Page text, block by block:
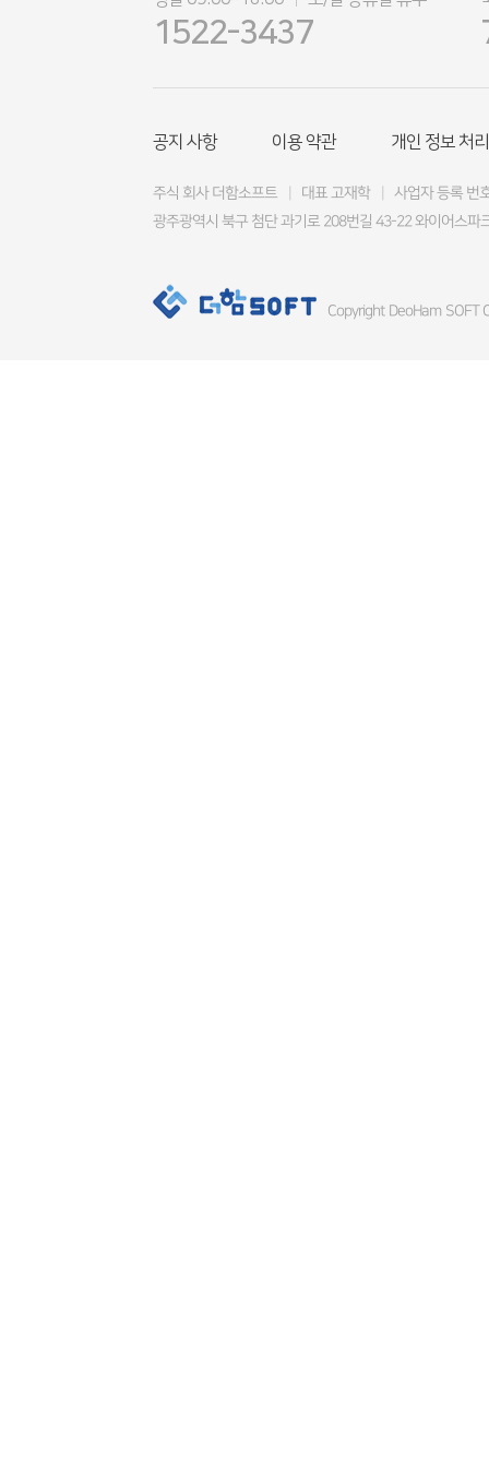
1522-3437
공지 사항 이용 약관 개인 정보 처
주식 회사 더함소프트 대표 고재학 사업자 등록 번
광주광역시 북구 첨단 과기로 208번길 43-22 와이어스파
Copyright DeoHam SOFT